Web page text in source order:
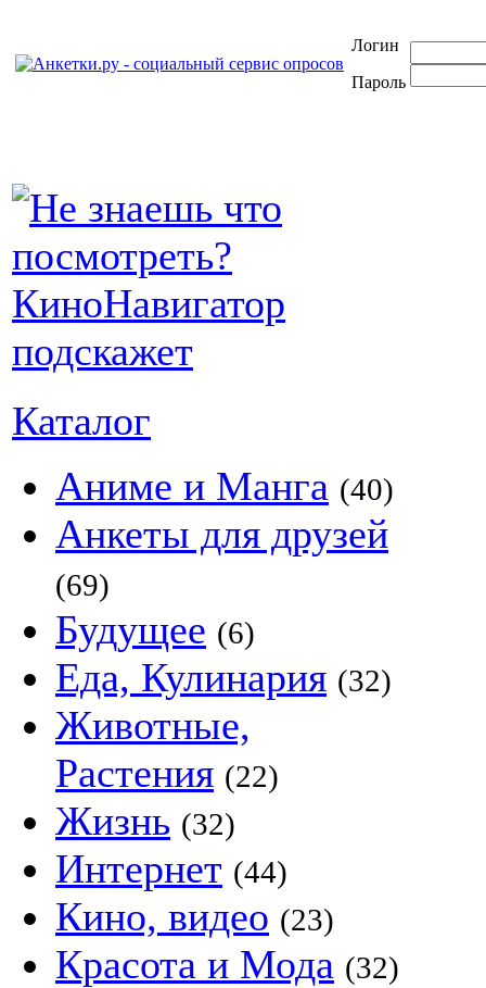
Логин
Пароль
Каталог
Аниме и Манга (40)
Анкеты для друзей
(69)
Будущее (6)
Еда, Кулинария (32)
Животные,
Растения (22)
Жизнь (32)
Интернет (44)
Кино, видео (23)
Красота и Мода (32)